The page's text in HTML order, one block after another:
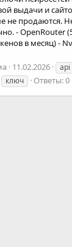
выдачи и
не продаются.
- OpenRouter
в месяц) -
11.02.2026 api
ключ Ответы: 0